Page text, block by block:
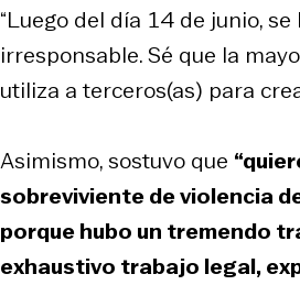
“Luego del día 14 de junio,
irresponsable. Sé que la
utiliza a terceros(as) para
Asimismo, sostuvo que
sobreviviente de violencia
porque hubo un tremendo
exhaustivo trabajo legal,